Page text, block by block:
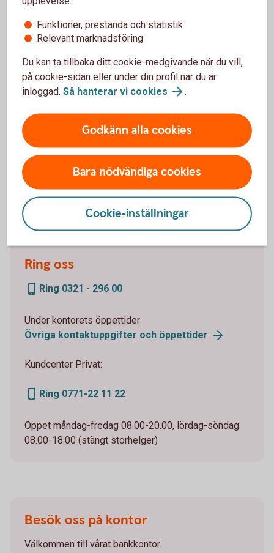
Vilka beloppsgränser gäller för betalningar via
Swish?
Hur höjer jag beloppsgränsen för överföringar?
Kontakta oss
Ring oss
Ring 0321 - 296 00
Under kontorets öppettider
Övriga kontaktuppgifter och öppettider
Kundcenter Privat:
Ring 0771-22 11 22
Öppet måndag-fredag 08.00-20.00, lördag-söndag
08.00-18.00 (stängt storhelger)
Besök oss på kontor
Välkommen till vårat bankkontor.
Funktioner, prestanda och statistik
Relevant marknadsföring
Du kan ta tillbaka ditt cookie-medgivande när du vill,
på cookie-sidan eller under din profil när du är
inloggad. Så hanterar vi cookies .
Godkänn alla cookies
Bara nödvändiga cookies
Cookie-inställningar